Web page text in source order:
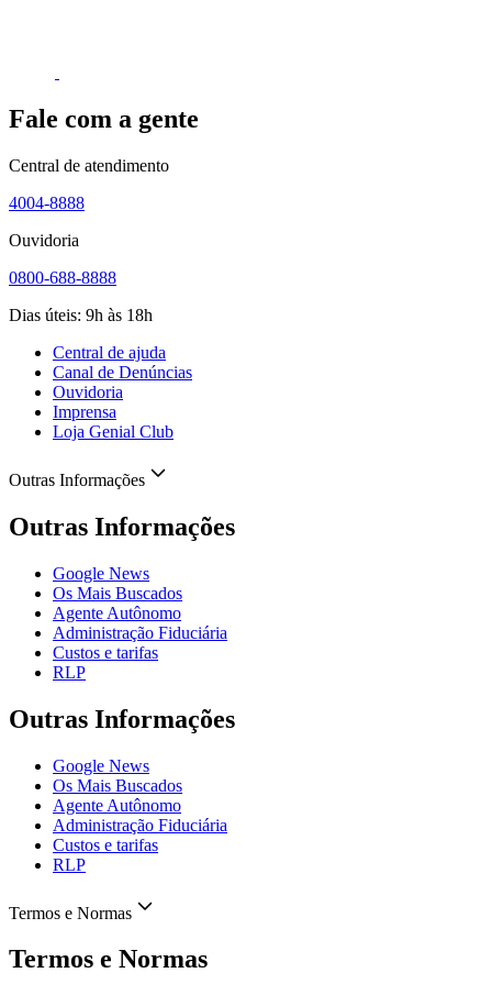
Fale com a gente
Central de atendimento
4004-8888
Ouvidoria
0800-688-8888
Dias úteis: 9h às 18h
Central de ajuda
Canal de Denúncias
Ouvidoria
Imprensa
Loja Genial Club
Outras Informações
Outras Informações
Google News
Os Mais Buscados
Agente Autônomo
Administração Fiduciária
Custos e tarifas
RLP
Outras Informações
Google News
Os Mais Buscados
Agente Autônomo
Administração Fiduciária
Custos e tarifas
RLP
Termos e Normas
Termos e Normas